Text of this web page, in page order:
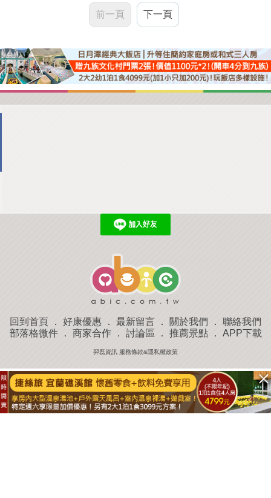
前一頁 下一頁
回到首頁 ． 好康優惠 ． 最新留言 ． 關於我們 ． 聯絡我們
部落格微件． 商家合作． 討論區 ． 推薦景點． APP下載
羿磊資訊 服務條款&隱私權政策